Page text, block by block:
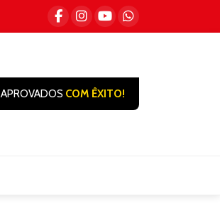
APROVADOS COM ÊXITO!